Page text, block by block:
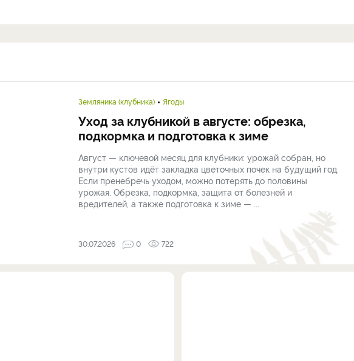
Земляника (клубника) Ягоды
Уход за клубникой в августе: обрезка,
подкормка и подготовка к зиме
Август — ключевой месяц для клубники: урожай собран, но
внутри кустов идёт закладка цветочных почек на будущий год.
Если пренебречь уходом, можно потерять до половины
урожая. Обрезка, подкормка, защита от болезней и
вредителей, а также подготовка к зиме — ...
30.07.2026 0 722